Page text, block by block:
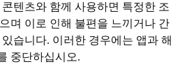
텐츠와 함께 사용하면 특정한 조
며 이로 인해 불편을 느끼거나 간
습니다. 이러한 경우에는 앱과 해
중단하십시오.